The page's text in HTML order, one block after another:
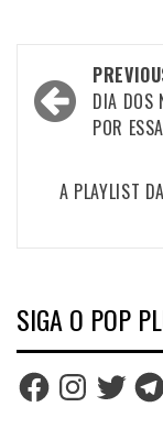
Post
navigation
DIA DOS
POR
A PLAYLIST
SIGA O POP
FacebookInstagram
Twitter